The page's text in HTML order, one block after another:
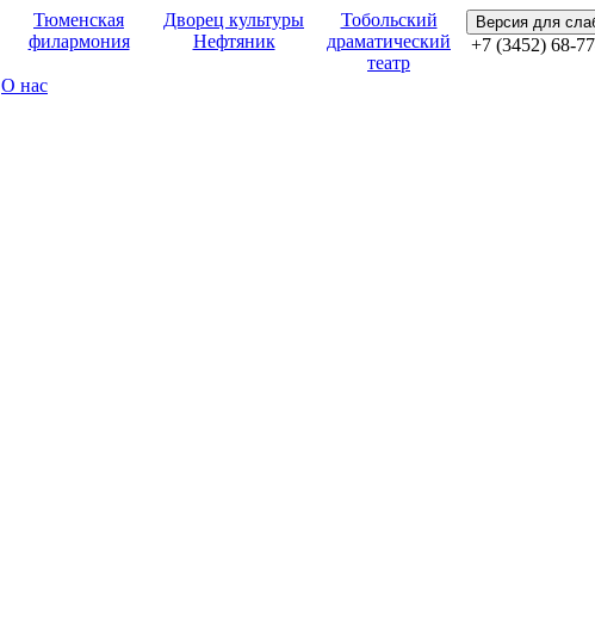
Тюменская
филармония
Дворец культуры
Нефтяник
Тобольский
драматический
театр
Версия для
+7 (3452) 68-
О нас